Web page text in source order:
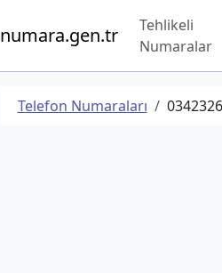
numara.gen.tr
Tehlikeli
Numaralar
Telefon Numaraları